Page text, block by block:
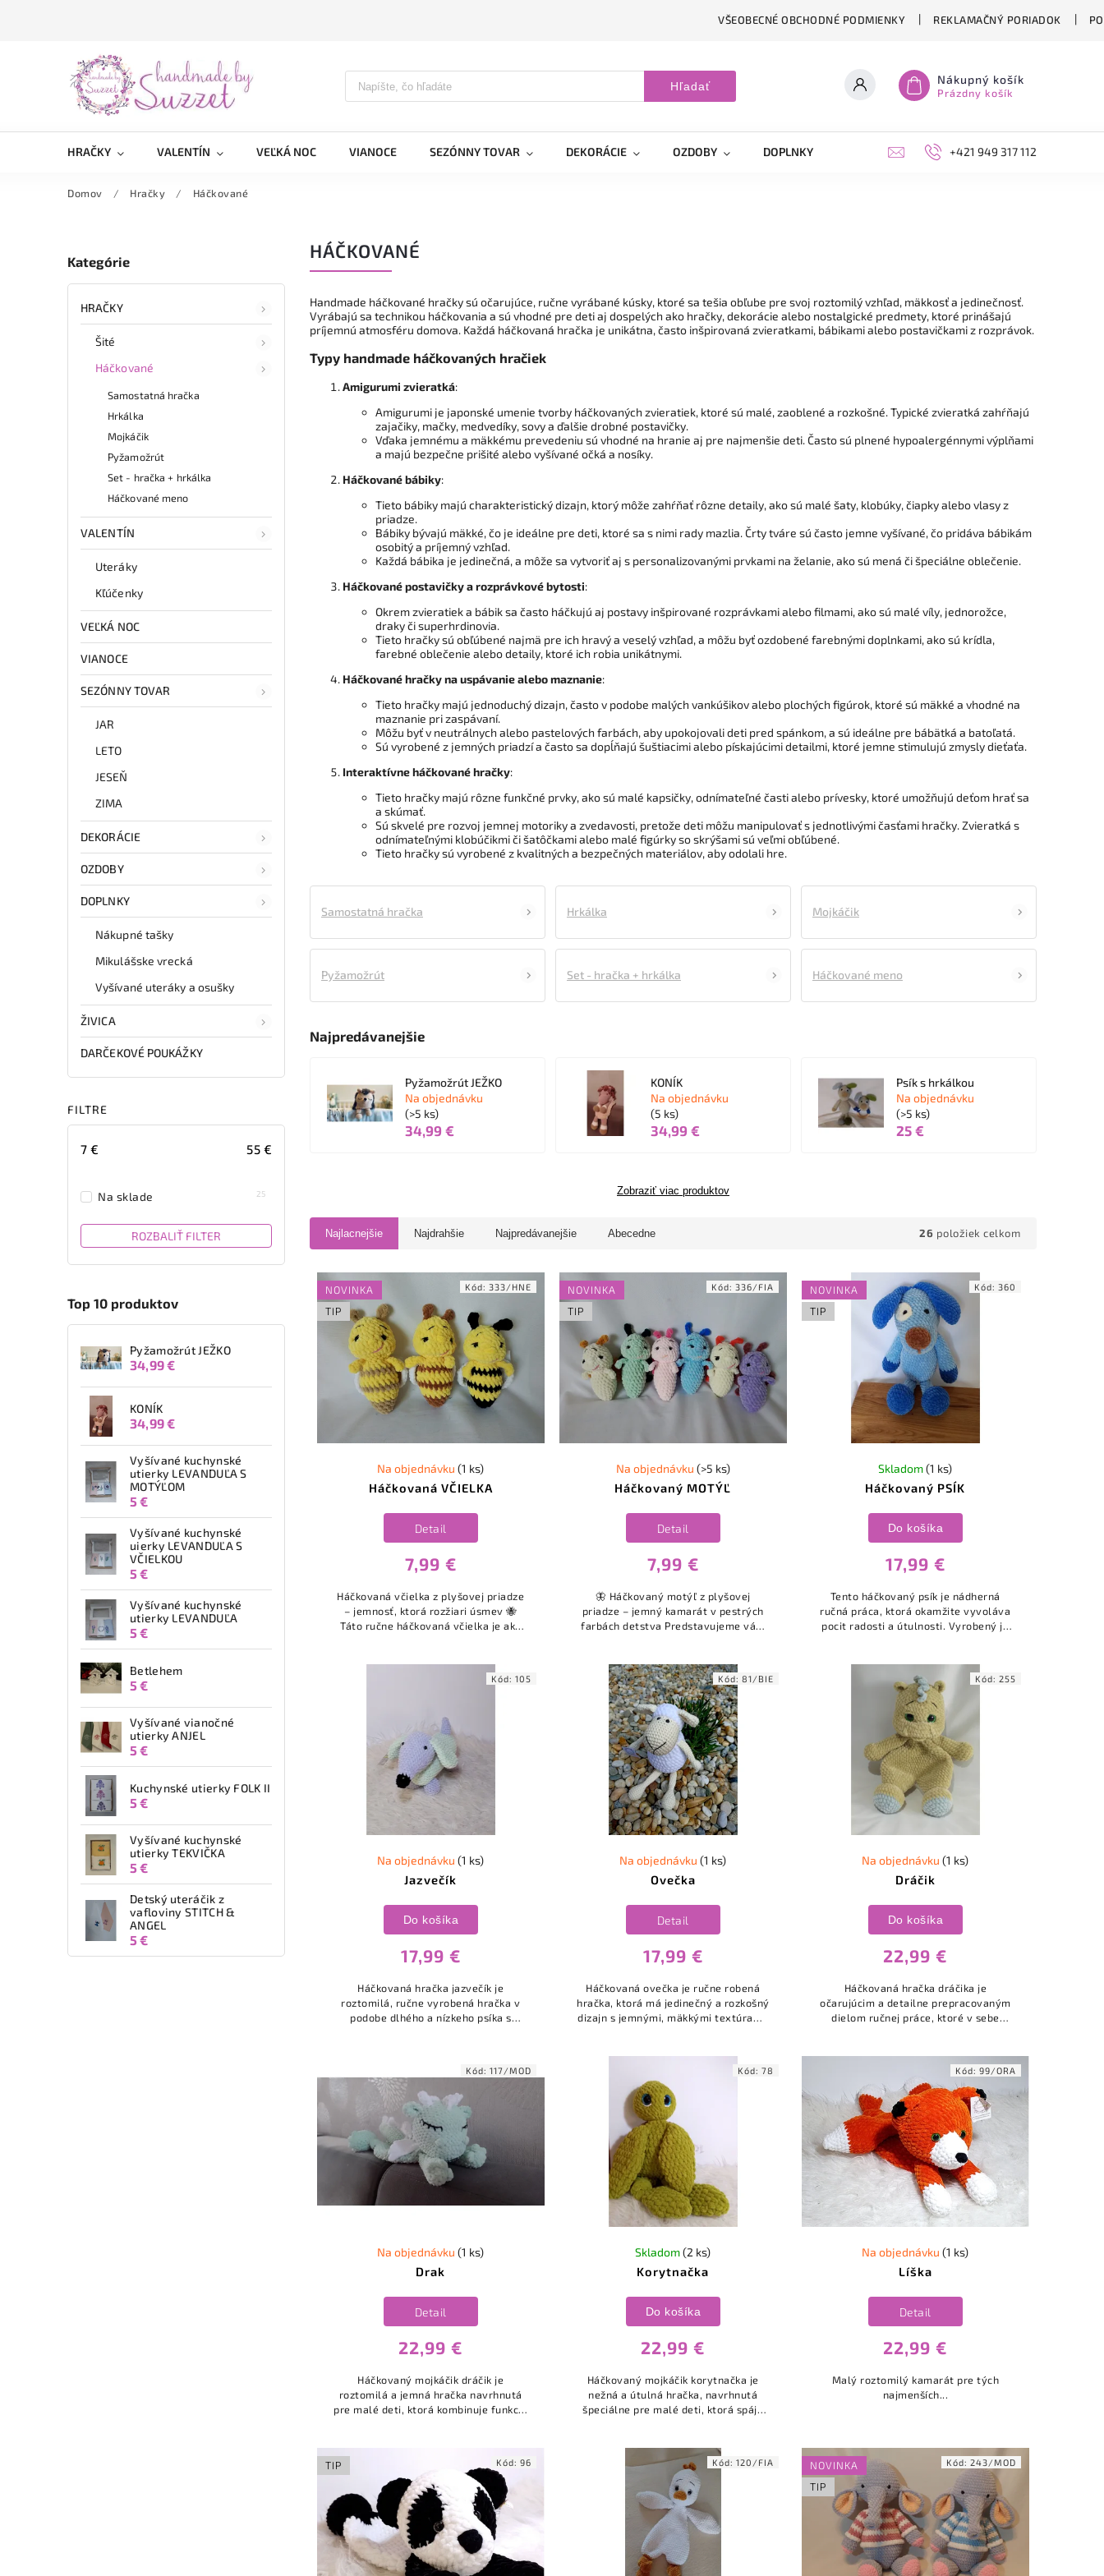
VŠEOBECNÉ OBCHODNÉ PODMIENKY REKLAMAČNÝ PORIADOK
Hľadať Nákupný košík
Prázdny košík
HRAČKY VALENTÍN VEĽKÁ NOC VIANOCE SEZÓNNY TOVAR DEKORÁCIE OZDOBY DOPLNKY ŽIVICA DARČEKOVÉ POUKÁŽKY
+421 949 317 112
Domov / Hračky / Háčkované
Kategórie
HRAČKY
Šité
Háčkované
Samostatná hračka
Hrkálka
Mojkáčik
Pyžamožrút
Set - hračka + hrkálka
Háčkované meno
VALENTÍN
Uteráky
Kľúčenky
VEĽKÁ NOC
VIANOCE
SEZÓNNY TOVAR
JAR
LETO
JESEŇ
ZIMA
DEKORÁCIE
OZDOBY
DOPLNKY
Nákupné tašky
Mikulášske vrecká
Vyšívané uteráky a osušky
ŽIVICA
DARČEKOVÉ POUKÁŽKY
FILTRE
7 € 55 €
Na sklade 25
ROZBALIŤ FILTER
Top 10 produktov
Pyžamožrút JEŽKO
34,99 €
KONÍK
34,99 €
Vyšívané kuchynské
utierky LEVANDUĽA S
MOTÝĽOM
5 €
Vyšívané kuchynské
uierky LEVANDUĽA S
VČIELKOU
5 €
Vyšívané kuchynské
utierky LEVANDUĽA
5 €
Betlehem
5 €
Vyšívané vianočné
utierky ANJEL
5 €
Kuchynské utierky FOLK II
5 €
Vyšívané kuchynské
utierky TEKVIČKA
5 €
Detský uteráčik z
vafloviny STITCH &
ANGEL
5 €
HÁČKOVANÉ
Handmade háčkované hračky sú očarujúce, ručne vyrábané kúsky, ktoré sa tešia obľube pre svoj roztomilý vzhľad, mäkkosť a jedinečnosť.
Vyrábajú sa technikou háčkovania a sú vhodné pre deti aj dospelých ako hračky, dekorácie alebo nostalgické predmety, ktoré prinášajú
príjemnú atmosféru domova. Každá háčkovaná hračka je unikátna, často inšpirovaná zvieratkami, bábikami alebo postavičkami z rozprávok.
Typy handmade háčkovaných hračiek
Amigurumi zvieratká:
Amigurumi je japonské umenie tvorby háčkovaných zvieratiek, ktoré sú malé, zaoblené a rozkošné. Typické zvieratká zahŕňajú
zajačiky, mačky, medvedíky, sovy a ďalšie drobné postavičky.
Vďaka jemnému a mäkkému prevedeniu sú vhodné na hranie aj pre najmenšie deti. Často sú plnené hypoalergénnymi výplňami
a majú bezpečne prišité alebo vyšívané očká a nosíky.
Háčkované bábiky:
Tieto bábiky majú charakteristický dizajn, ktorý môže zahŕňať rôzne detaily, ako sú malé šaty, klobúky, čiapky alebo vlasy z
priadze.
Bábiky bývajú mäkké, čo je ideálne pre deti, ktoré sa s nimi rady mazlia. Črty tváre sú často jemne vyšívané, čo pridáva bábikám
osobitý a príjemný vzhľad.
Každá bábika je jedinečná, a môže sa vytvoriť aj s personalizovanými prvkami na želanie, ako sú mená či špeciálne oblečenie.
Háčkované postavičky a rozprávkové bytosti:
Okrem zvieratiek a bábik sa často háčkujú aj postavy inšpirované rozprávkami alebo filmami, ako sú malé víly, jednorožce,
draky či superhrdinovia.
Tieto hračky sú obľúbené najmä pre ich hravý a veselý vzhľad, a môžu byť ozdobené farebnými doplnkami, ako sú krídla,
farebné oblečenie alebo detaily, ktoré ich robia unikátnymi.
Háčkované hračky na uspávanie alebo maznanie:
Tieto hračky majú jednoduchý dizajn, často v podobe malých vankúšikov alebo plochých figúrok, ktoré sú mäkké a vhodné na
maznanie pri zaspávaní.
Môžu byť v neutrálnych alebo pastelových farbách, aby upokojovali deti pred spánkom, a sú ideálne pre bábätká a batoľatá.
Sú vyrobené z jemných priadzí a často sa dopĺňajú šuštiacimi alebo pískajúcimi detailmi, ktoré jemne stimulujú zmysly dieťaťa.
Interaktívne háčkované hračky:
Tieto hračky majú rôzne funkčné prvky, ako sú malé kapsičky, odnímateľné časti alebo prívesky, ktoré umožňujú deťom hrať sa
a skúmať.
Sú skvelé pre rozvoj jemnej motoriky a zvedavosti, pretože deti môžu manipulovať s jednotlivými časťami hračky. Zvieratká s
odnímateľnými klobúčikmi či šatôčkami alebo malé figúrky so skrýšami sú veľmi obľúbené.
Tieto hračky sú vyrobené z kvalitných a bezpečných materiálov, aby odolali hre.
Samostatná hračka Hrkálka Mojkáčik
Pyžamožrút Set - hračka + hrkálka Háčkované meno
Najpredávanejšie
Pyžamožrút JEŽKO
Na objednávku
(>5 ks)
34,99 €
KONÍK
Na objednávku
(5 ks)
34,99 €
Psík s hrkálkou
Na objednávku
(>5 ks)
25 €
Zobraziť viac produktov
Najlacnejšie Najdrahšie Najpredávanejšie Abecedne 26 položiek celkom
NOVINKA
TIP
Háčkovaná VČIELKA
Na objednávku(1 ks)
7,99 €
Detail
Háčkovaná včielka z plyšovej priadze
– jemnosť, ktorá rozžiari úsmev 🐝
Táto ručne háčkovaná včielka je ako
Kód:333/HNE
NOVINKA
TIP
Háčkovaný MOTÝĽ
Na objednávku (>5 ks)
7,99 €
Detail
🦋 Háčkovaný motýľ z plyšovej
priadze – jemný kamarát v pestrých
farbách detstva Predstavujeme vám
kúskom...
Kód:336/FIA
NOVINKA
TIP
Háčkovaný PSÍK
Skladom(1 ks)
17,99 €
Do košíka
Tento háčkovaný psík je nádherná
ručná práca, ktorá okamžite vyvoláva
pocit radosti a útulnosti. Vyrobený je
Kód:360
Jazvečík
Na objednávku(1 ks)
17,99 €
Do košíka
Háčkovaná hračka jazvečík je
roztomilá, ručne vyrobená hračka v
podobe dlhého a nízkeho psíka s
Kód:105
Ovečka
Na objednávku(1 ks)
17,99 €
Detail
Háčkovaná ovečka je ručne robená
hračka, ktorá má jedinečný a rozkošný
dizajn s jemnými, mäkkými textúrami.
Kód:81/BIE
Dráčik
Na objednávku(1 ks)
22,99 €
Do košíka
Háčkovaná hračka dráčika je
očarujúcim a detailne prepracovaným
dielom ručnej práce, ktoré v sebe
Kód:255
Drak
Na objednávku(1 ks)
22,99 €
Detail
Háčkovaný mojkáčik dráčik je
roztomilá a jemná hračka navrhnutá
pre malé deti, ktorá kombinuje funkciu
Kód:117/MOD
Korytnačka
Skladom(2 ks)
22,99 €
Do košíka
Háčkovaný mojkáčik korytnačka je
nežná a útulná hračka, navrhnutá
špeciálne pre malé deti, ktorá spája
Kód:78
Líška
Na objednávku(1 ks)
22,99 €
Detail
Malý roztomilý kamarát pre tých
najmenších...
Kód:99/ORA
TIP Kód:96 Kód:120/FIA
NOVINKA
TIP
Kód:243/MOD